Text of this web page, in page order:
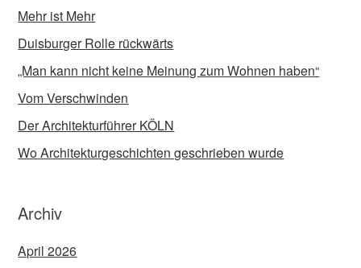
Mehr ist Mehr
Duisburger Rolle rückwärts
„Man kann nicht keine Meinung zum Wohnen haben“
Vom Verschwinden
Der Architekturführer KÖLN
Wo Architekturgeschichten geschrieben wurde
Archiv
April 2026